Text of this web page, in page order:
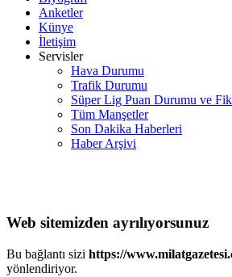
Anketler
Künye
İletişim
Servisler
Hava Durumu
Trafik Durumu
Süper Lig Puan Durumu ve
Tüm Manşetler
Son Dakika Haberleri
Haber Arşivi
Web sitemizden ayrılıyorsunuz
Bu bağlantı sizi https://
yönlendiriyor.